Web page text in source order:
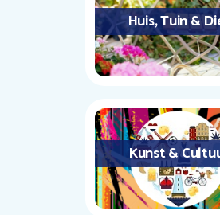
Huis, Tuin &
Kunst &